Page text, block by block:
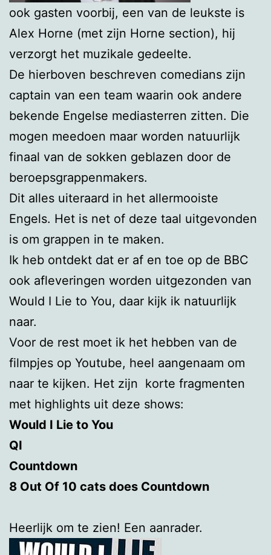
ook gasten voorbij, een van de leukste is
Alex Horne (met zijn Horne section), hij
verzorgt het muzikale gedeelte.
De hierboven beschreven comedians zijn
captain van een team waarin ook andere
bekende Engelse mediasterren zitten. Die
mogen meedoen maar worden natuurlijk
finaal van de sokken geblazen door de
beroepsgrappenmakers.
Dit alles uiteraard in het allermooiste
Engels. Het is net of deze taal uitgevonden
is om grappen in te maken.
Ik heb ontdekt dat er af en toe op de BBC
ook afleveringen worden uitgezonden van
Would I Lie to You, daar kijk ik natuurlijk
naar.
Voor de rest moet ik het hebben van de
filmpjes op Youtube, heel aangenaam om
naar te kijken. Het zijn korte fragmenten
met highlights uit deze shows:
Would I Lie to You
QI
Countdown
8 Out Of 10 cats does Countdown
Heerlijk om te zien! Een aanrader.